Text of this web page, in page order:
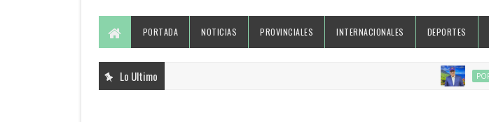
PORTADA NOTICIAS PROVINCIALES INTERNACIONALES DEPORTES
Lo Ultimo PORTADA